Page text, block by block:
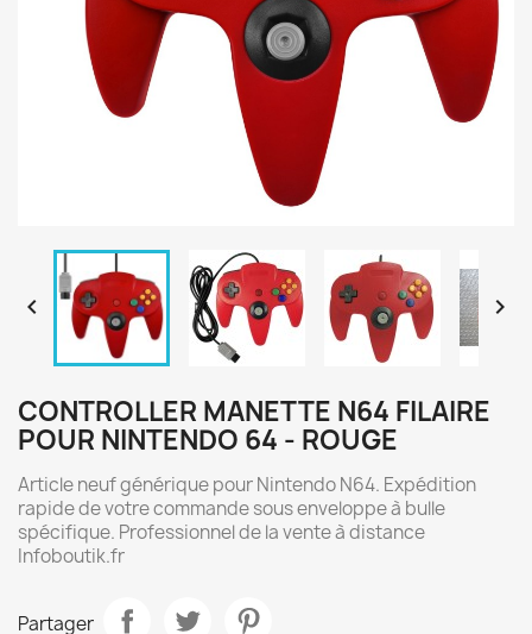
 
CONTROLLER MANETTE N64 FILAIRE
POUR NINTENDO 64 - ROUGE
Article neuf générique pour Nintendo N64. Expédition
rapide de votre commande sous enveloppe à bulle
spécifique. Professionnel de la vente à distance
Infoboutik.fr
Partager